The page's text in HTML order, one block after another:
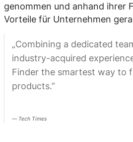
genommen und anhand ihrer
Vorteile für Unternehmen
„Combining a dedicated
industry-acquired
Finder the smartest way to
products.”
Tech Times